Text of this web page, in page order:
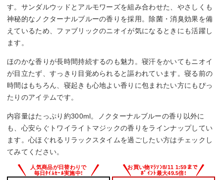
す。サンダルウッドとアルモワーズを組み合わせた、やさしくも
神秘的なノクターナルブルーの香りを採用。除菌・消臭効果を備
えているため、ファブリックのニオイが気になるときにも活躍し
ます。
ほのかな香りが長時間持続するのも魅力。寝汗をかいてもニオイ
が目立たず、すっきり目覚められると謳われています。寝る前の
時間はもちろん、寝起きも心地よい香りに包まれたい方にもぴっ
たりのアイテムです。
内容量はたっぷり約300ml。ノクターナルブルーの香り以外に
も、心安らぐトワイライトマジックの香りをラインナップしてい
ます。心ほぐれるリラックスタイムを過ごしたい方はチェックし
てみてください。